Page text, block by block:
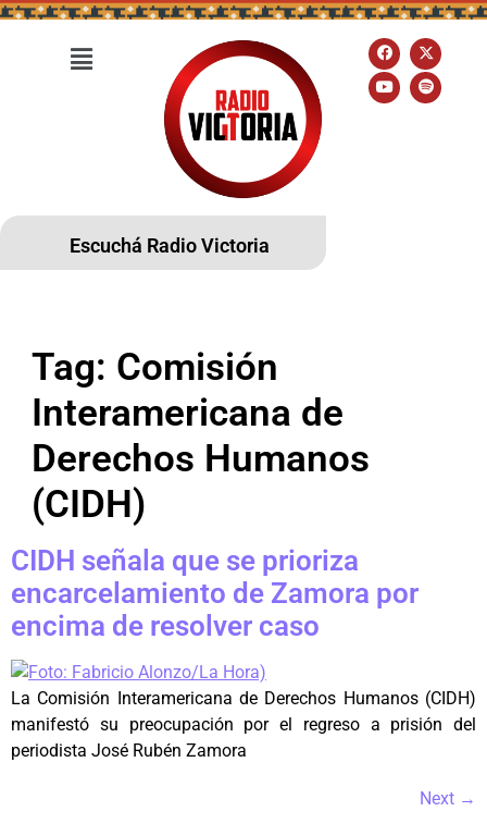
Escuchá Radio Victoria
Tag: Comisión
Interamericana de
Derechos Humanos
(CIDH)
CIDH señala que se prioriza
encarcelamiento de Zamora por
encima de resolver caso
La Comisión Interamericana de Derechos Humanos (CIDH)
manifestó su preocupación por el regreso a prisión del
periodista José Rubén Zamora
Next →